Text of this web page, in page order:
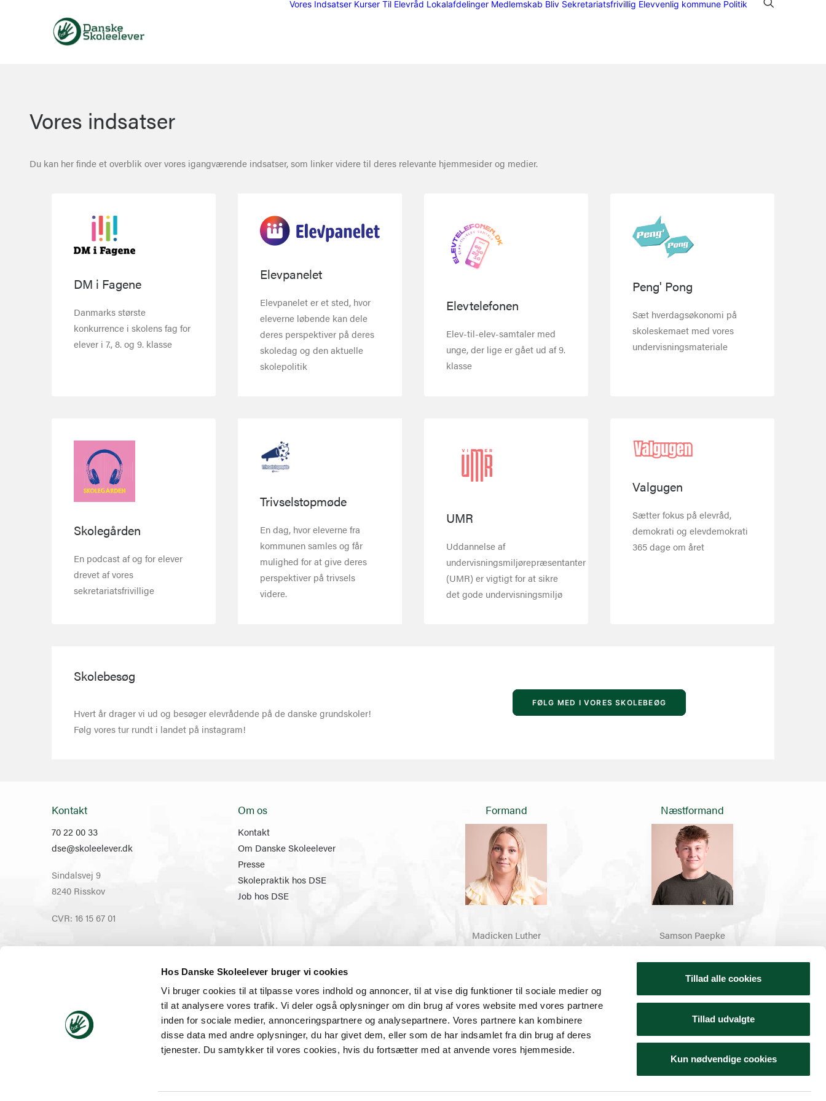
Hos Danske Skoleelever bruger vi cookies
Vi bruger cookies til at tilpasse vores indhold og annoncer, til at vise dig funktioner til sociale medier og
til at analysere vores trafik. Vi deler også oplysninger om din brug af vores website med vores partnere
inden for sociale medier, annonceringspartnere og analysepartnere. Vores partnere kan kombinere
disse data med andre oplysninger, du har givet dem, eller som de har indsamlet fra din brug af deres
tjenester. Du samtykker til vores cookies, hvis du fortsætter med at anvende vores hjemmeside.
Tillad alle cookies
Tillad udvalgte
Kun nødvendige cookies
Vores Indsatser Kurser Til Elevråd Lokalafdelinger Medlemskab Bliv Sekretariatsfrivillig Elevvenlig kommune Politik
Vores indsatser
Du kan her finde et overblik over vores igangværende indsatser, som linker videre til deres relevante hjemmesider og medier.
DM i Fagene
Danmarks største
konkurrence i skolens fag for
elever i 7., 8. og 9. klasse
Elevpanelet
Elevpanelet er et sted, hvor
eleverne løbende kan dele
deres perspektiver på deres
skoledag og den aktuelle
skolepolitik
Elevtelefonen
Elev-til-elev-samtaler med
unge, der lige er gået ud af 9.
klasse
Peng' Pong
Sæt hverdagsøkonomi på
skoleskemaet med vores
undervisningsmateriale
Skolegården
En podcast af og for elever
drevet af vores
sekretariatsfrivillige
Trivselstopmøde
En dag, hvor eleverne fra
kommunen samles og får
mulighed for at give deres
perspektiver på trivsels
videre.
UMR
Uddannelse af
undervisningsmiljørepræsentanter
(UMR) er vigtigt for at sikre
det gode undervisningsmiljø
Valgugen
Sætter fokus på elevråd,
demokrati og elevdemokrati
365 dage om året
Skolebesøg
Hvert år drager vi ud og besøger elevrådende på de danske grundskoler!
Følg vores tur rundt i landet på instagram!
FØLG MED I VORES SKOLEBEØG
Kontakt
70 22 00 33
dse@skoleelever.dk
Sindalsvej 9
8240 Risskov
CVR: 16 15 67 01
Om os
Kontakt
Om Danske Skoleelever
Presse
Skolepraktik hos DSE
Job hos DSE
Formand
Madicken Luther
Næstformand
Samson Paepke
Åbningstider hovedtelefonen: • Mandag – Onsdag: 09:00 – 12:00 samt 12:30 – 15:00 • Torsdag: 09:00 – 11:00 • Fredag, weekend og helligdage: Lukket
Danske Skoleelever (DSE) er en partipolitisk uafhængig interesseorganisation for skoleelever i Danmark. Organisationens formål er at skabe ‘Det gode skoleliv’ gennem en